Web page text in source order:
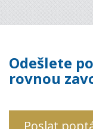
Odešlete
rovnou
Poslat